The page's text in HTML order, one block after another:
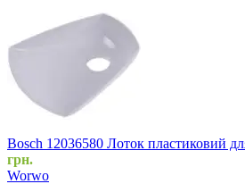
Bosch 12036580 Лоток пластиковий
грн.
Worwo